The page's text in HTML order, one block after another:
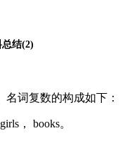
结(2)
词复数的构成如下：
， books。